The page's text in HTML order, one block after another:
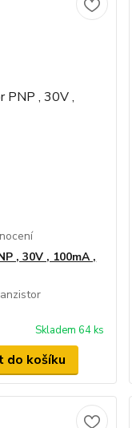
, 30V , 100mA ,
Skladem 64 ks
do košíku